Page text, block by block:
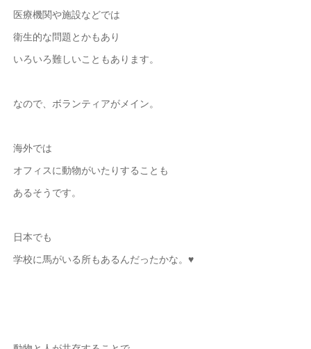
医療機関や施設などでは
衛生的な問題とかもあり
いろいろ難しいこともあります。
なので、ボランティアがメイン。
海外では
オフィスに動物がいたりすることも
あるそうです。
日本でも
学校に馬がいる所もあるんだったかな。♥